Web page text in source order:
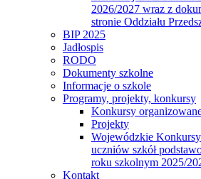
2026/2027 wraz z
stronie Oddziału
BIP 2025
Jadłospis
RODO
Dokumenty szkolne
Informacje o szkole
Programy, projekty, konkursy
Konkursy
Projekty
Wojewódzkie
uczniów szkół
roku szkolnym 2025/
Kontakt